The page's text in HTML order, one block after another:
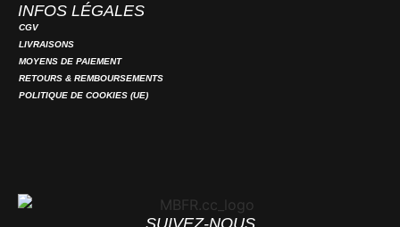
INFOS LÉGALES
CGV
LIVRAISONS
MOYENS DE PAIEMENT
RETOURS & REMBOURSEMENTS
POLITIQUE DE COOKIES (UE)